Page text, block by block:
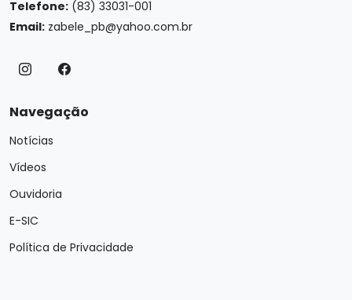
Telefone: (83) 33031-001
Email: zabele_pb@yahoo.com.br
Navegação
Notícias
Vídeos
Ouvidoria
E-SIC
Política de Privacidade